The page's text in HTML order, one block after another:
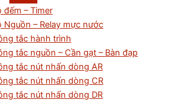
đếm – Timer
Nguồn – Relay mực nước
tắc hành trình
tắc nguồn – Cần gạt – Bàn đạp
tắc nút nhấn dòng AR
tắc nút nhấn dòng CR
tắc nút nhấn dòng DR